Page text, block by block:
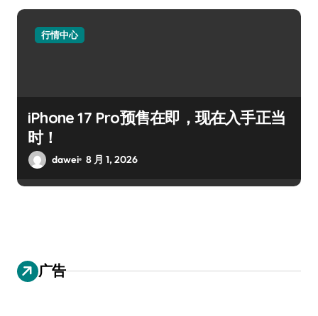
行情中心
iPhone 17 Pro预售在即，现在入手正当
时！
dawei 8 月 1, 2026
广告